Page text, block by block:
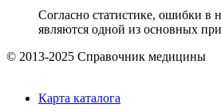
Согласно статистике, ошибки в
являются одной из основных
© 2013-2025 Справочник медицины
Карта каталога